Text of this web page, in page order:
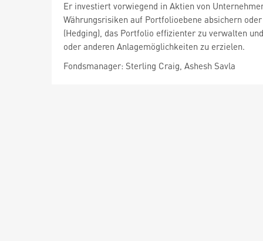
Er investiert vorwiegend in Aktien von
Währungsrisiken auf Portfolioebene absichern
(Hedging), das Portfolio effizienter zu verwalten
oder anderen Anlagemöglichkeiten zu erzielen.
Fondsmanager: Sterling Craig, Ashesh Savla